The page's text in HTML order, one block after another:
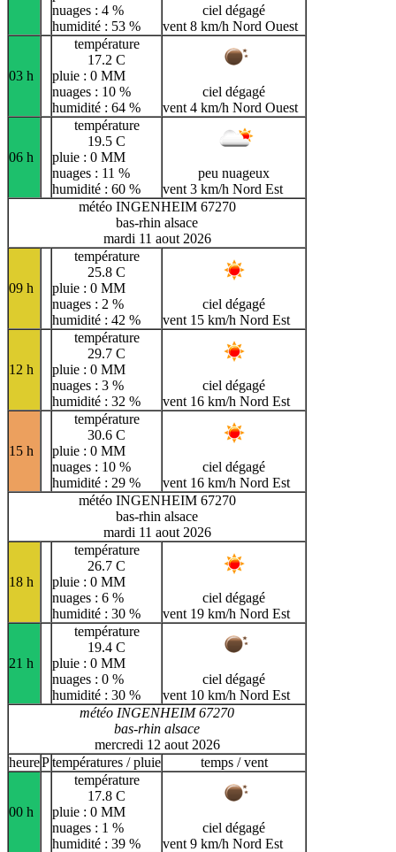
nuages : 4 %
humidité : 53 %
ciel dégagé
vent 8 km/h Nord Ouest
03 h
température
17.2 C
pluie : 0 MM
nuages : 10 %
humidité : 64 %
ciel dégagé
vent 4 km/h Nord Ouest
06 h
température
19.5 C
pluie : 0 MM
nuages : 11 %
humidité : 60 %
peu nuageux
vent 3 km/h Nord Est
météo INGENHEIM 67270
bas-rhin alsace
mardi 11 aout 2026
09 h
température
25.8 C
pluie : 0 MM
nuages : 2 %
humidité : 42 %
ciel dégagé
vent 15 km/h Nord Est
12 h
température
29.7 C
pluie : 0 MM
nuages : 3 %
humidité : 32 %
ciel dégagé
vent 16 km/h Nord Est
15 h
température
30.6 C
pluie : 0 MM
nuages : 10 %
humidité : 29 %
ciel dégagé
vent 16 km/h Nord Est
météo INGENHEIM 67270
bas-rhin alsace
mardi 11 aout 2026
18 h
température
26.7 C
pluie : 0 MM
nuages : 6 %
humidité : 30 %
ciel dégagé
vent 19 km/h Nord Est
21 h
température
19.4 C
pluie : 0 MM
nuages : 0 %
humidité : 30 %
ciel dégagé
vent 10 km/h Nord Est
météo INGENHEIM 67270
bas-rhin alsace
mercredi 12 aout 2026
heurePtempératures / pluie temps / vent
00 h
température
17.8 C
pluie : 0 MM
nuages : 1 %
humidité : 39 %
ciel dégagé
vent 9 km/h Nord Est